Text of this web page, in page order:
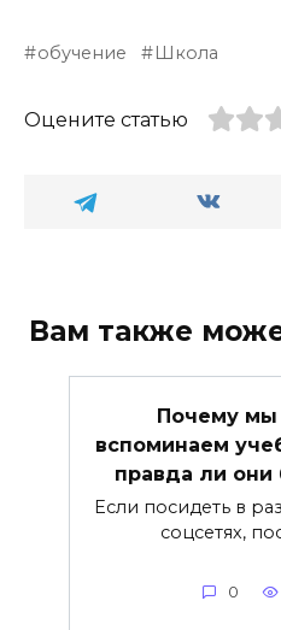
обучение Школа
Оцените статью
Вам также
Почему мы
вспоминаем
правда ли
Если посидеть в
соцсетях,
0